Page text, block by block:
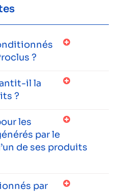
?
il la
?
les
par le
de ses produits
par